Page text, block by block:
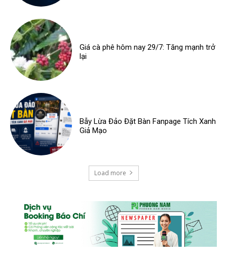
Giá cà phê hôm nay 29/7: Tăng mạnh trở
lại
Bẫy Lừa Đảo Đặt Bàn Fanpage Tích Xanh
Giả Mạo
Load more